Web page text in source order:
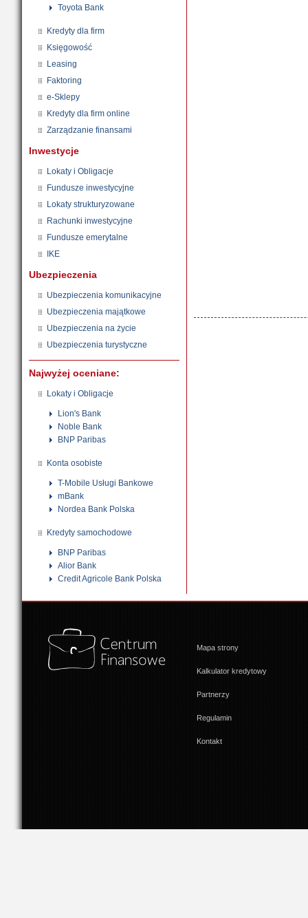
Toyota Bank
Kredyty dla firm
Księgowość
Leasing
Faktoring
e-Sklepy
Kredyty dla firm online
Zarządzanie finansami
Inwestycje
Lokaty i Obligacje
Fundusze inwestycyjne
Lokaty strukturyzowane
Rachunki inwestycyjne
Fundusze emerytalne
IKE
Ubezpieczenia
Ubezpieczenia komunikacyjne
Ubezpieczenia majątkowe
Ubezpieczenia na życie
Ubezpieczenia turystyczne
Najwyżej oceniane:
Lokaty i Obligacje
Lion's Bank
Noble Bank
BNP Paribas
Konta osobiste
T-Mobile Usługi Bankowe
mBank
Nordea Bank Polska
Kredyty samochodowe
BNP Paribas
Alior Bank
Credit Agricole Bank Polska
Mapa strony
Kalkulator kredytowy
Partnerzy
Regulamin
Kontakt